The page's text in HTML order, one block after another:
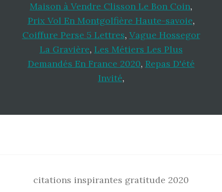
Maison à Vendre Clisson Le Bon Coin,
Prix Vol En Montgolfière Haute-savoie,
Coiffure Perse 5 Lettres, Vague Hossegor
La Gravière, Les Métiers Les Plus
Demandés En France 2020, Repas D'été
Invité,
citations inspirantes gratitude 2020